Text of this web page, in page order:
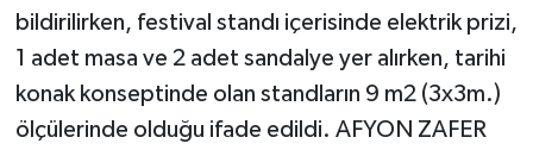
bildirilirken, festival standı içerisinde elektrik prizi,
1 adet masa ve 2 adet sandalye yer alırken, tarihi
konak konseptinde olan standların 9 m2 (3x3m.)
ölçülerinde olduğu ifade edildi. AFYON ZAFER